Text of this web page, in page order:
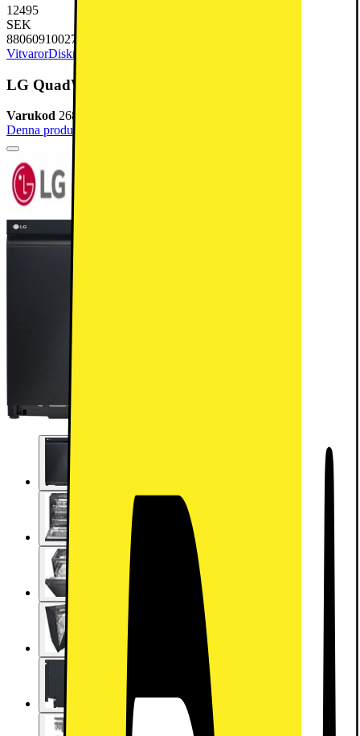
12495
SEK
8806091002785
VitvarorDiskmaskin
LG QuadWash diskmaskin SDU527HM (svart)
Varukod 268135
Denna produkt har blivit bedömd som 4.4 av 5 möjliga stjärnor.